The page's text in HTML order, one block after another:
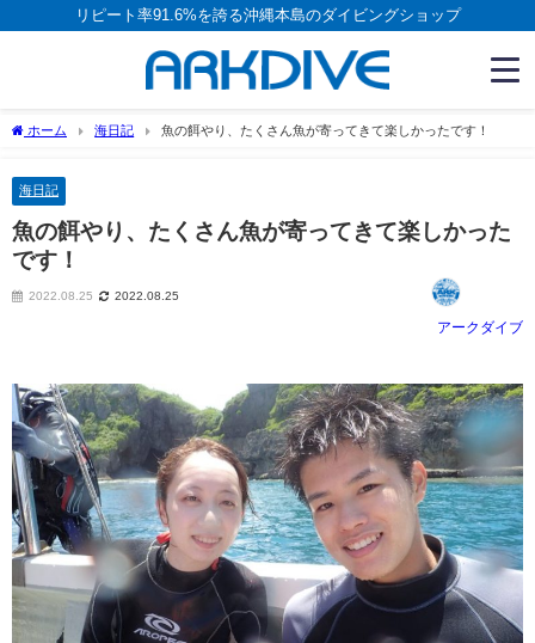
リピート率91.6%を誇る沖縄本島のダイビングショップ
ホーム 海日記 魚の餌やり、たくさん魚が寄ってきて楽しかったです！
海日記
魚の餌やり、たくさん魚が寄ってきて楽しかった
です！
2022.08.25 2022.08.25
アークダイブ